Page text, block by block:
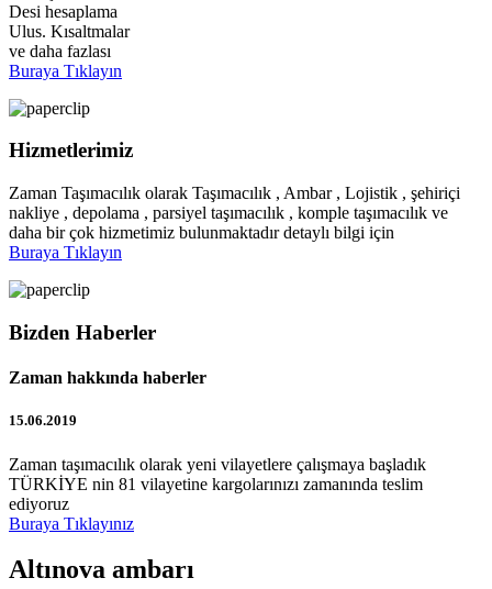
Desi hesaplama
Ulus. Kısaltmalar
ve daha fazlası
Buraya Tıklayın
Hizmetlerimiz
Zaman Taşımacılık olarak Taşımacılık , Ambar , Lojistik , şehiriçi
nakliye , depolama , parsiyel taşımacılık , komple taşımacılık ve
daha bir çok hizmetimiz bulunmaktadır detaylı bilgi için
Buraya Tıklayın
Bizden Haberler
Zaman hakkında haberler
15.06.2019
Zaman taşımacılık olarak yeni vilayetlere çalışmaya başladık
TÜRKİYE nin 81 vilayetine kargolarınızı zamanında teslim
ediyoruz
Buraya Tıklayınız
Altınova ambarı